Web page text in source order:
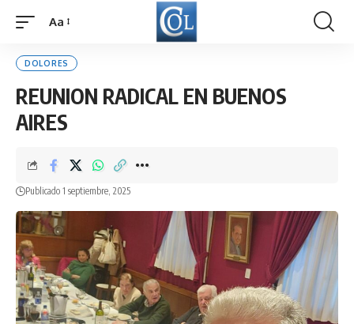
Font
Aa
DOLORES
REUNION RADICAL EN BUENOS
AIRES
Publicado 1 septiembre, 2025